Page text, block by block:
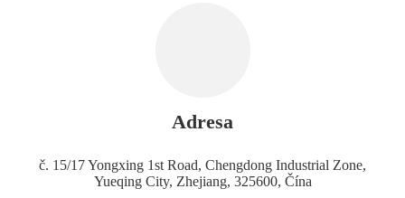
Adresa
č. 15/17 Yongxing 1st Road, Chengdong Industrial Zone,
Yueqing City, Zhejiang, 325600, Čína